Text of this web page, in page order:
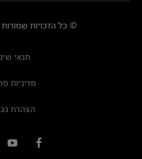
© כל הזכויות
תנאי
מדיניות
הצהרת